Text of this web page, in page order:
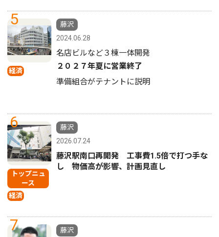
5
経済
藤沢
2024.06.28
名店ビルなど３棟一体開発
２０２７年夏に営業終了
準備組合がテナントに説明
6
トップニュ
ース
経済
藤沢
2026.07.24
藤沢駅南口再開発 工事費1.5倍で打つ手な
し 物価高が影響、計画見直し
7
藤沢